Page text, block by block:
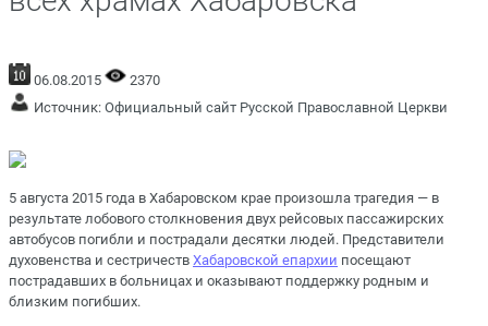
06.08.2015
2370
Источник: Официальный сайт Русской Православной Церкви
5 августа 2015 года в Хабаровском крае произошла трагедия — в
результате лобового столкновения двух рейсовых пассажирских
автобусов погибли и пострадали десятки людей. Представители
духовенства и сестричеств Хабаровской епархии посещают
пострадавших в больницах и оказывают поддержку родным и
близким погибших.